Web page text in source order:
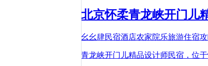
北京怀柔青龙峡开门儿
幺幺肆民宿酒店农家院乐旅游住宿
青龙峡开门儿精品设计师民宿，位